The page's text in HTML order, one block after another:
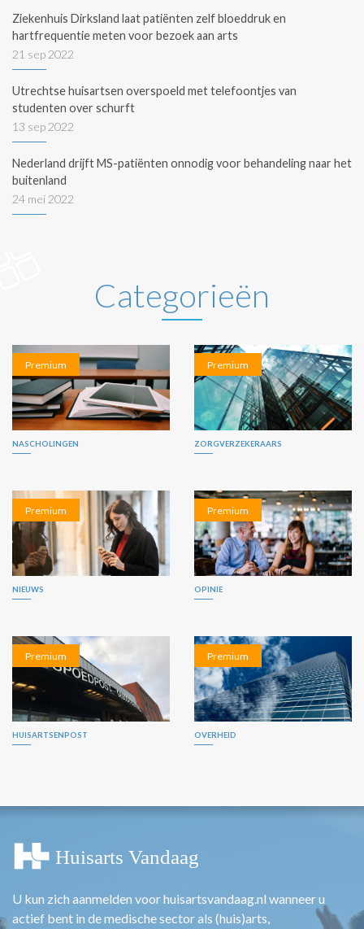
Ziekenhuis Dirksland laat patiënten zelf bloeddruk en
hartfrequentie meten voor bezoek aan arts
21 sep 2022
Utrechtse huisartsen overspoeld met telefoontjes van
studenten over schurft
13 sep 2022
Nederland drijft MS-patiënten onnodig voor behandeling naar het
buitenland
24 mei 2022
Categorieën
Premium
NASCHOLINGEN
Premium
ZORGVERZEKERAARS
Premium
NIEUWS
Premium
OPINIE
Premium
HUISARTSENPOST
Premium
OVERHEID
U kun zich aanmelden voor huisartsvandaag.nl wanneer u
actief bent in de medische sector als (huis)arts,